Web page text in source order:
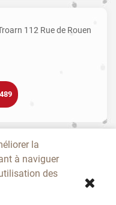
112 Rue de Rouen
la
à naviguer
des
alcoolisées pendant la
des conséquences
-